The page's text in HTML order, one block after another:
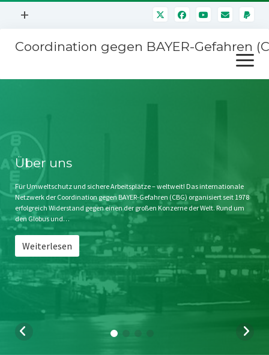
Menü
+
Mitmachen
Kontakt
Impressum
Störfälle
Coordination gegen BAYER-Gefahren
Menü
öffnen
Stichwort BAYER
Jahrestagung
SPENDEN
Über uns
Für Umweltschutz und sichere Arbeitsplätze – weltweit! Das internationale
Netzwerk der Coordination gegen BAYER-Gefahren (CBG) organisiert seit 1978
erfolgreich Widerstand gegen einen der großen Konzerne der Welt. Rund um
den Globus und…
Weiterlesen